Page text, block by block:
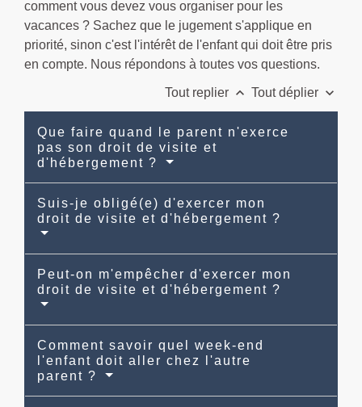
comment vous devez vous organiser pour les
vacances ? Sachez que le jugement s'applique en
priorité, sinon c'est l'intérêt de l'enfant qui doit être pris
en compte. Nous répondons à toutes vos questions.
Tout replier keyboard_arrow_up Tout déplier keyboard_arrow_down
Que faire quand le parent n'exerce
pas son droit de visite et
d'hébergement ?
Suis-je obligé(e) d'exercer mon
droit de visite et d'hébergement ?
Peut-on m'empêcher d'exercer mon
droit de visite et d'hébergement ?
Comment savoir quel week-end
l'enfant doit aller chez l'autre
parent ?